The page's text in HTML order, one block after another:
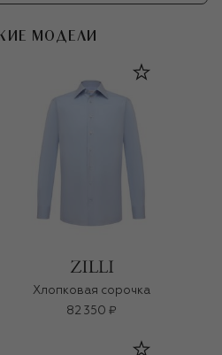
МОДЕЛИ
Хлопковая сорочка
82 350 ₽